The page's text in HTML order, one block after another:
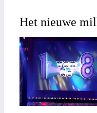
Het nieuwe